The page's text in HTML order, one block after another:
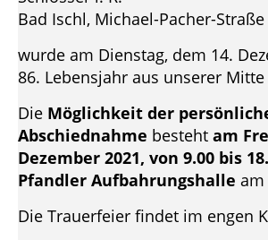
Bad Ischl, Michael-Pacher-Straße
wurde am Dienstag, dem 14.
86. Lebensjahr aus unserer
Die Möglichkeit der
Abschiednahme besteht am
Dezember 2021, von 9.00 bis
Pfandler Aufbahrungshalle
Die Trauerfeier findet im engen